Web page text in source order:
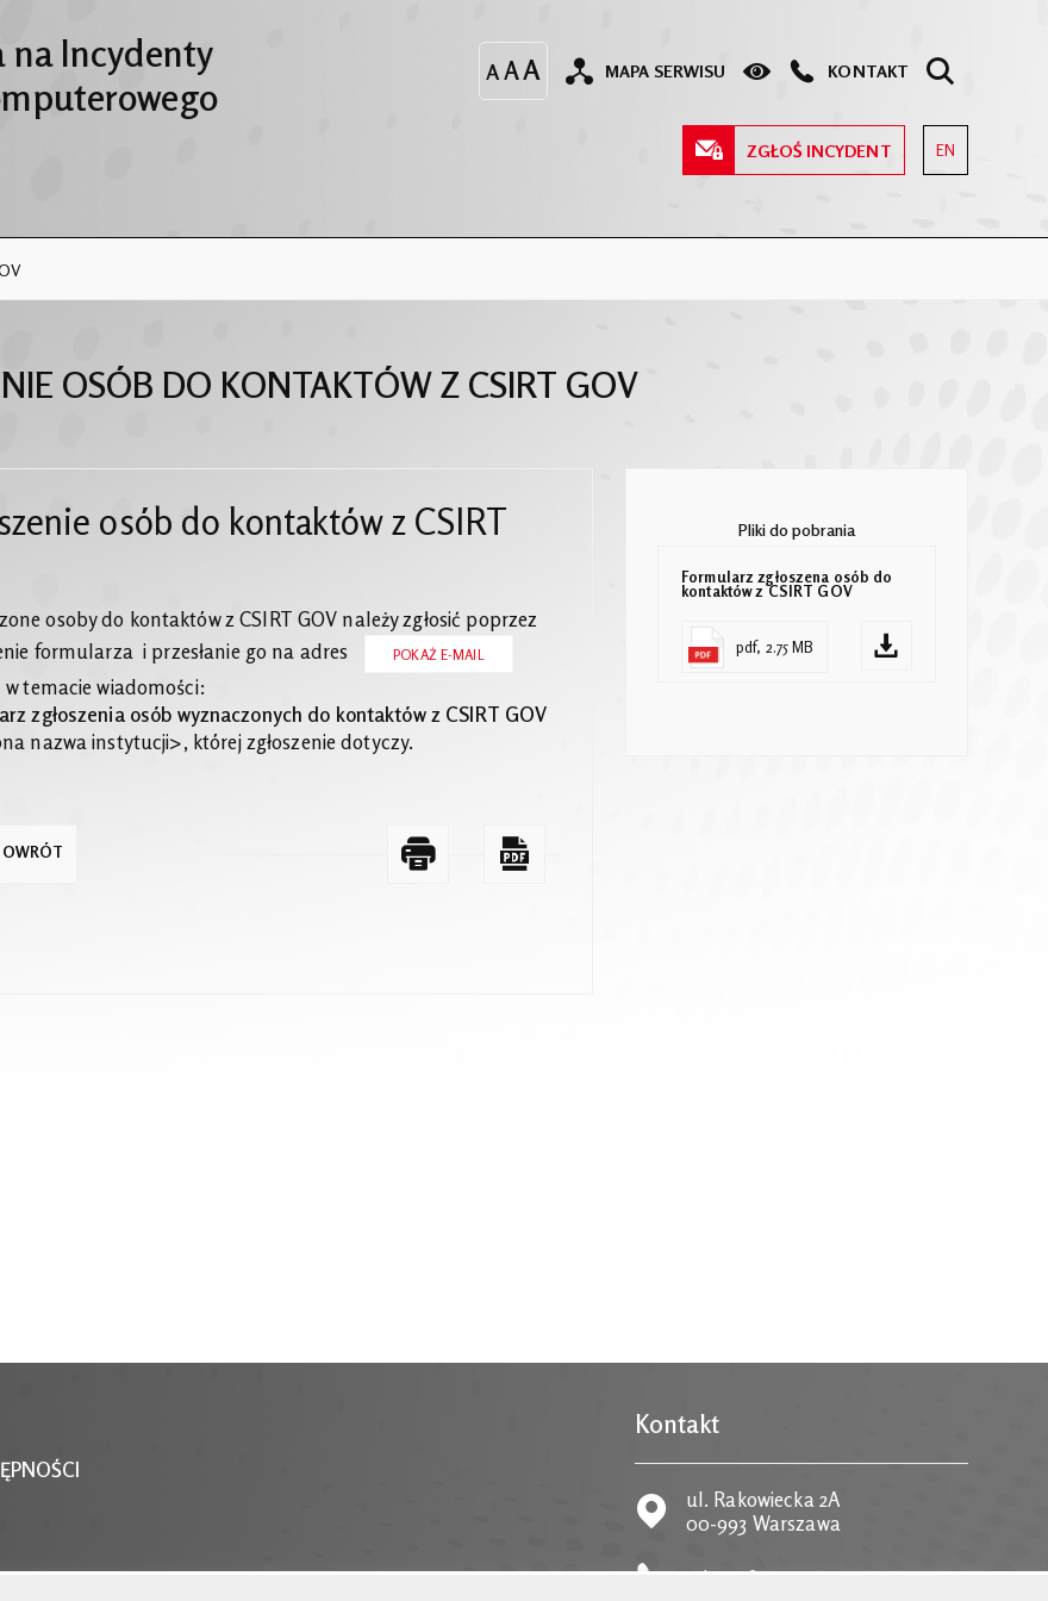
na Incydenty
MAPA SERWISU KONTAKT
ZGŁOŚ INCYDENT EN
OSÓB DO KONTAKTÓW Z CSIRT GOV
osób do kontaktów z CSIRT
osoby do kontaktów z CSIRT GOV należy zgłosić poprzez
formularza i przesłanie go na adres
POKAŻ E-MAIL
w temacie wiadomości:
zgłoszenia osób wyznaczonych do kontaktów z CSIRT GOV
nazwa instytucji>, której zgłoszenie dotyczy.
Pliki do pobrania
Formularz zgłoszena osób do
kontaktów z CSIRT GOV
pdf, 2.75 MB
Kontakt
ul. Rakowiecka 2A
00-993 Warszawa
tel.22 58 59 373